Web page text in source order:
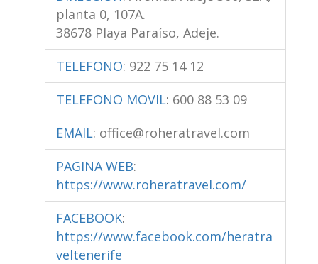
planta 0, 107A.
38678 Playa Paraíso, Adeje.
TELEFONO: 922 75 14 12
TELEFONO MOVIL: 600 88 53 09
EMAIL: office@roheratravel.com
PAGINA WEB:
https://www.roheratravel.com/
FACEBOOK:
https://www.facebook.com/heratra
veltenerife